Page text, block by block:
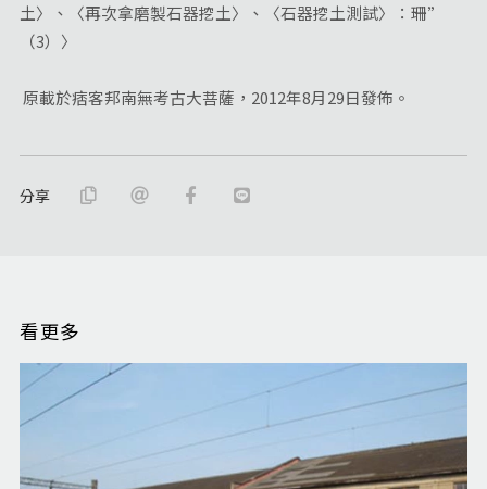
土〉、〈再次拿磨製石器挖土〉、〈石器挖土測試〉：珊”
（3）〉
原載於痞客邦南無考古大菩薩，2012年8月29日發佈。
分享
看更多